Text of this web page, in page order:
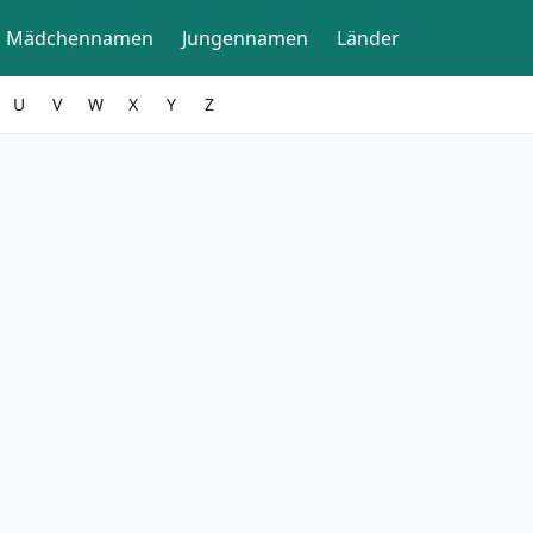
Mädchennamen Jungennamen Länder
U V W X Y Z